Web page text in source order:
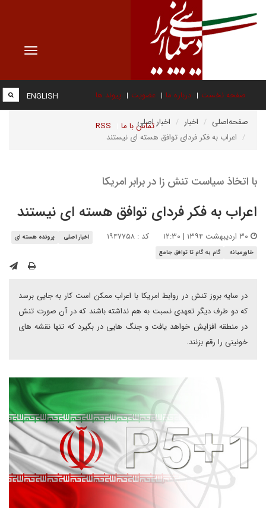
Toggle
صفحه نخست درباره ما عضویت پیوند ها
تماس با ما RSS
ENGLISH
صفحه‌اصلی اخبار
اخبار اصلی
اعراب به فکر فردای توافق هسته ای نیستند
با اتخاذ سیاست تنش زا در برابر امریکا
اعراب به فکر فردای توافق هسته ای نیستند
کد : ۱۹۴۷۷۵۸ اخبار اصلی
پرونده هسته ای
خاورمیانه
گام به گام تا توافق جامع
در سایه بروز تنش در روابط امریکا با اعراب ممکن است کار به جایی برسد
که دو طرف دیگر تعهدی نسبت به هم نداشته باشند که در آن صورت تنش
در منطقه افزایش خواهد یافت و جنگ هایی در بگیرد که تنها نقشه های
خونینی را رقم بزنند.